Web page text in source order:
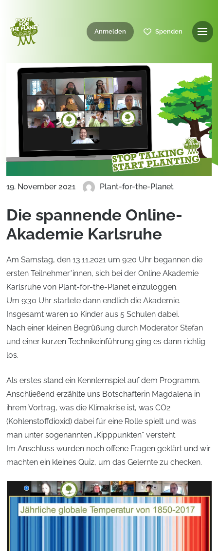
Anmelden Spenden
19. November 2021 Plant-for-the-Planet
Die spannende Online-
Akademie Karlsruhe
Am Samstag, den 13.11.2021 um 9:20 Uhr begannen die
ersten Teilnehmer*innen, sich bei der Online Akademie
Karlsruhe von Plant-for-the-Planet einzuloggen.
Um 9:30 Uhr startete dann endlich die Akademie.
Insgesamt waren 10 Kinder aus 5 Schulen dabei.
Nach einer kleinen Begrüßung durch Moderator Stefan
und einer kurzen Technikeinführung ging es dann richtig
los.
Als erstes stand ein Kennlernspiel auf dem Programm.
Anschließend erzählte uns Botschafterin Magdalena in
ihrem Vortrag, was die Klimakrise ist, was CO2
(Kohlenstoffdioxid) dabei für eine Rolle spielt und was
man unter sogenannten „Kipppunkten“ versteht.
Im Anschluss wurden noch offene Fragen geklärt und wir
machten ein kleines Quiz, um das Gelernte zu checken.